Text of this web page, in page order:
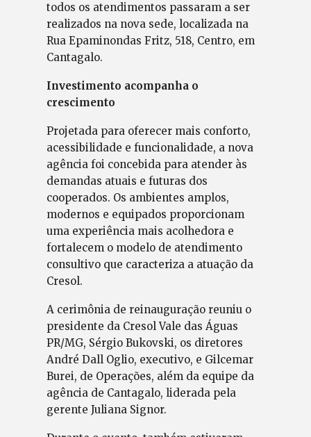
todos os atendimentos passaram a ser
realizados na nova sede, localizada na
Rua Epaminondas Fritz, 518, Centro, em
Cantagalo.
Investimento acompanha o
crescimento
Projetada para oferecer mais conforto,
acessibilidade e funcionalidade, a nova
agência foi concebida para atender às
demandas atuais e futuras dos
cooperados. Os ambientes amplos,
modernos e equipados proporcionam
uma experiência mais acolhedora e
fortalecem o modelo de atendimento
consultivo que caracteriza a atuação da
Cresol.
A cerimônia de reinauguração reuniu o
presidente da Cresol Vale das Águas
PR/MG, Sérgio Bukovski, os diretores
André Dall Oglio, executivo, e Gilcemar
Burei, de Operações, além da equipe da
agência de Cantagalo, liderada pela
gerente Juliana Signor.